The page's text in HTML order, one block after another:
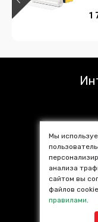
1
Мы
анализа
сайтом вы
файлов
правилами.